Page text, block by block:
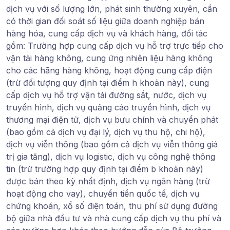
dịch vụ với số lượng lớn, phát sinh thường xuyên, cần
có thời gian đối soát số liệu giữa doanh nghiệp bán
hàng hóa, cung cấp dịch vụ và khách hàng, đối tác
gồm: Trường hợp cung cấp dịch vụ hỗ trợ trực tiếp cho
vận tải hàng không, cung ứng nhiên liệu hàng không
cho các hãng hàng không, hoạt động cung cấp điện
(trừ đối tượng quy định tại điểm h khoản này), cung
cấp dịch vụ hỗ trợ vận tải đường sắt, nước, dịch vụ
truyền hình, dịch vụ quảng cáo truyền hình, dịch vụ
thương mại điện tử, dịch vụ bưu chính và chuyển phát
(bao gồm cả dịch vụ đại lý, dịch vụ thu hộ, chi hộ),
dịch vụ viễn thông (bao gồm cả dịch vụ viễn thông giá
trị gia tăng), dịch vụ logistic, dịch vụ công nghệ thông
tin (trừ trường hợp quy định tại điểm b khoản này)
được bán theo kỳ nhất định, dịch vụ ngân hàng (trừ
hoạt động cho vay), chuyển tiền quốc tế, dịch vụ
chứng khoán, xổ số điện toán, thu phí sử dụng đường
bộ giữa nhà đầu tư và nhà cung cấp dịch vụ thu phí và